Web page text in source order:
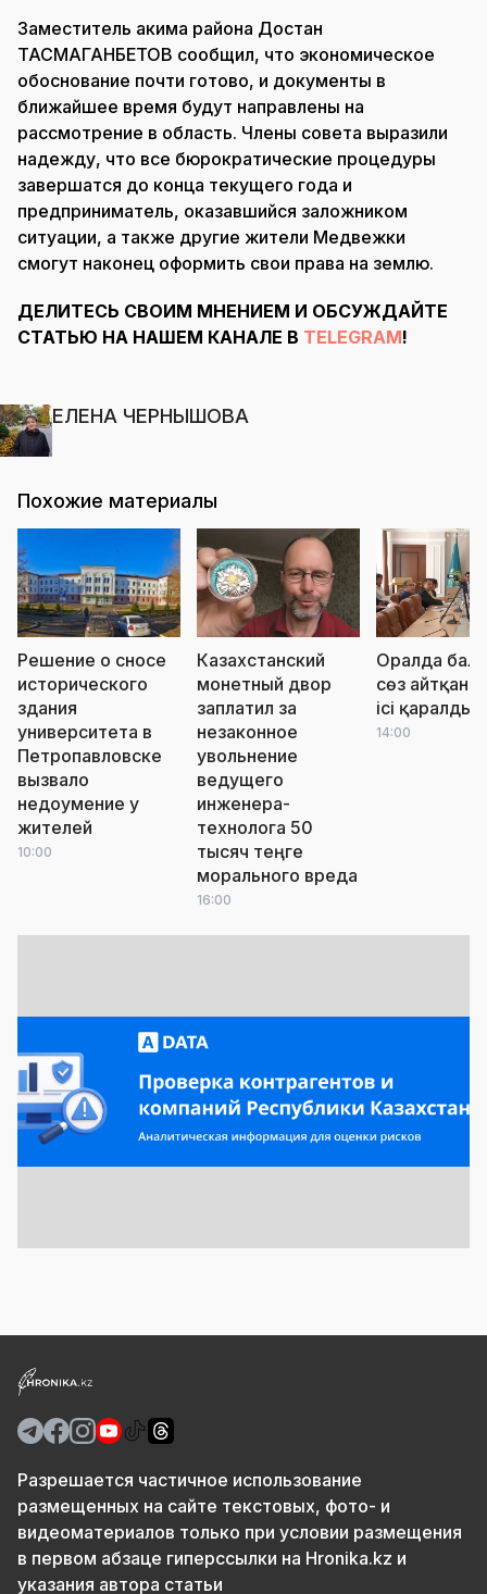
Заместитель акима района Достан
ТАСМАГАНБЕТОВ сообщил, что экономическое
обоснование почти готово, и документы в
ближайшее время будут направлены на
рассмотрение в область. Члены совета выразили
надежду, что все бюрократические процедуры
завершатся до конца текущего года и
предприниматель, оказавшийся заложником
ситуации, а также другие жители Медвежки
смогут наконец оформить свои права на землю.
ДЕЛИТЕСЬ СВОИМ МНЕНИЕМ И ОБСУЖДАЙТЕ
СТАТЬЮ НА НАШЕМ КАНАЛЕ В TELEGRAM!
ЕЛЕНА ЧЕРНЫШОВА
Похожие материалы
Решение о сносе
исторического
здания
университета в
Петропавловске
вызвало
недоумение у
жителей
10:00
Казахстанский
монетный двор
заплатил за
незаконное
увольнение
ведущего
инженера-
технолога 50
тысяч теңге
морального вреда
16:00
Оралда
сөз айтқан
ісі қаралды
14:00
Разрешается частичное использование
размещенных на сайте текстовых, фото- и
видеоматериалов только при условии размещения
в первом абзаце гиперссылки на Hronika.kz и
указания автора статьи